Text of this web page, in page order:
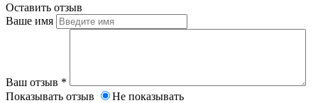
Оставить отзыв
Ваше имя
Ваш отзыв *
Показывать отзыв
Не показывать